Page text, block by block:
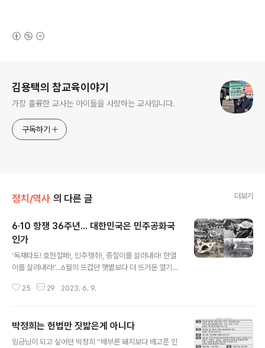
김용택의 참교육이야기
가장 훌륭한 교사는 아이들을 사랑하는 교사입니다.
구독하기
정치/역사 의 다른 글 더보기
6·10 항쟁 36주년... 대한민국은 민주공화국
인가
‘독재타도! 호헌철폐!, 민주쟁취!, 종철이를 살려내라! 한열
이를 살려내라!’...6월의 뜨겁던 햇볕보다 더 뜨거운 열기가
호다. 1987년 6월 10일 ‘박종철 고문 살인, 은폐조작 규
400~500만 국민들이 4·13 호헌조치철폐, 민주헌법쟁취
등을 요구하며 전국에서 들불처럼 일어났던 민주화운동을
25 29 2023. 6. 9.
박정희는 헌법만 짓밟은게 아니다
임금님이 되고 싶어던 박정희 “배부른 돼지보다 배고픈 인